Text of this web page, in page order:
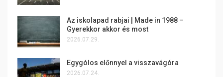
Az iskolapad rabjai | Made in 1988 –
Gyerekkor akkor és most
2026.07.29.
Egygólos előnnyel a visszavágóra
2026.07.24.